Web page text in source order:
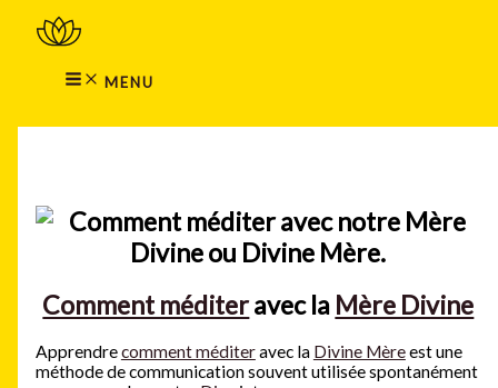
contenu
MENU
Comment méditeravec la Mère Divine
Apprendrecomment méditeravec la Divine Mèreest une
méthode de communication souvent utilisée spontanément